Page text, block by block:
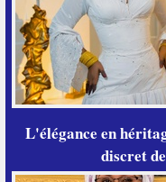
L'élégance en
discret